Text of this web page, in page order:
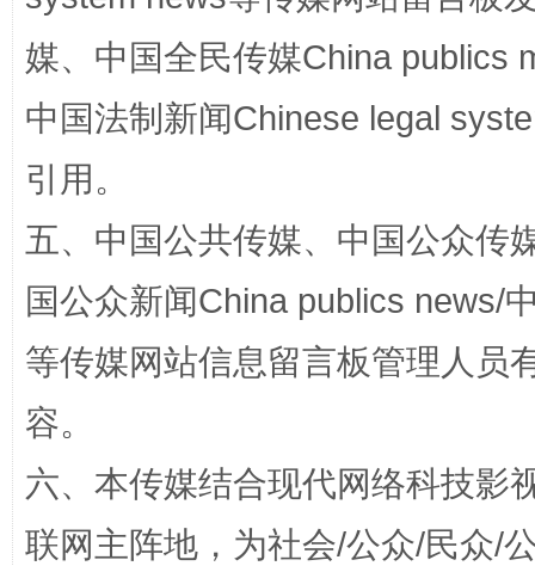
漫山遍野的桃花与雪山、麦地、白藏房 除
媒、中国全民传媒China publics
中国法制新闻Chinese legal
引用。
五、中国公共传媒、中国公众传
国公众新闻China publics news/
等传媒网站信息留言板管理人员
容。
六、本传媒结合现代网络科技影
联网主阵地，为社会/公众/民众/